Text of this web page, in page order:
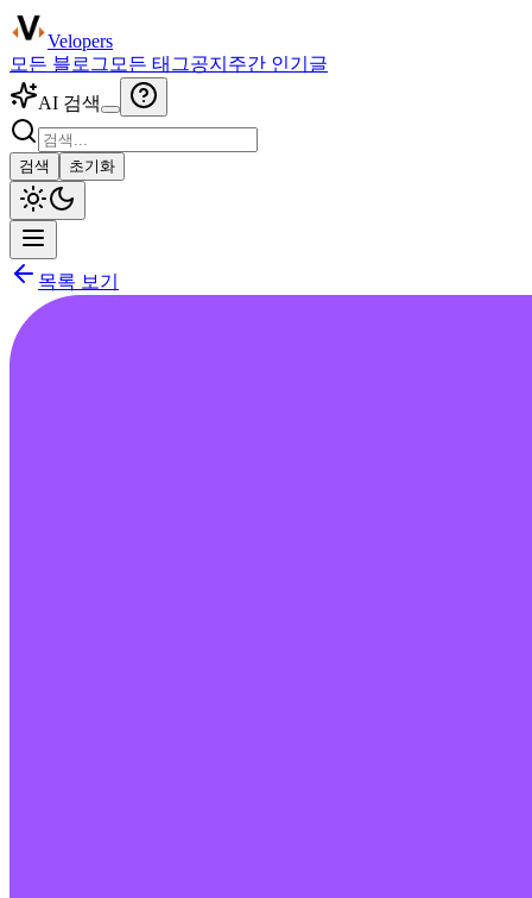
Velopers
모든 블로그 모든 태그공지 주간 인기글
AI 검색
검색 초기화
목록 보기